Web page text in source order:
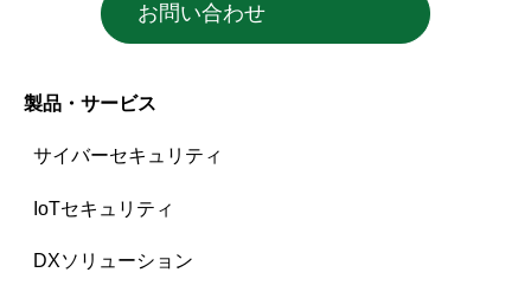
お問い合わせ
製品・サービス
サイバーセキュリティ
IoTセキュリティ
DXソリューション